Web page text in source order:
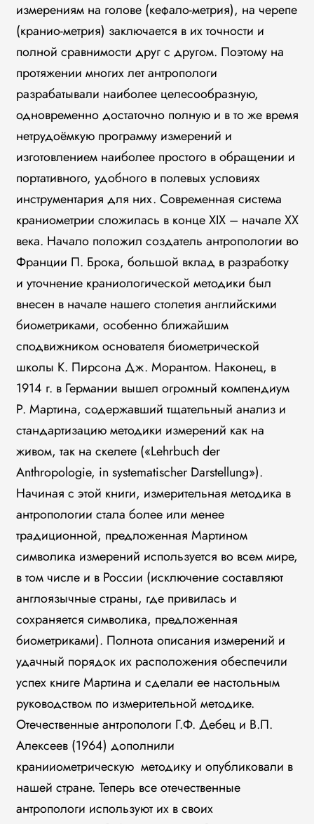
измерениям на голове (кефало-метрия), на черепе
(кранио-метрия) заключается в их точности и
полной сравнимости друг с другом. Поэтому на
протяжении многих лет антропологи
разрабатывали наиболее целесообразную,
одновременно достаточно полную и в то же время
нетрудоёмкую программу измерений и
изготовлением наиболее простого в обращении и
портативного, удобного в полевых условиях
инструментария для них. Современная система
краниометрии сложилась в конце XIX – начале XX
века. Начало положил создатель антропологии во
Франции П. Брока, большой вклад в разработку
и уточнение краниологической методики был
внесен в начале нашего столетия английскими
биометриками, особенно ближайшим
сподвижником основателя биометрической
школы К. Пирсона Дж. Морантом. Наконец, в
1914 г. в Германии вышел огромный компендиум
Р. Мартина, содержавший тщательный анализ и
стандартизацию методики измерений как на
живом, так на скелете («Lehrbuch der
Anthropologie, in systematischer Darstellung»).
Начиная с этой книги, измерительная методика в
антропологии стала более или менее
традиционной, предложенная Мартином
символика измерений используется во всем мире,
в том числе и в России (исключение составляют
англоязычные страны, где привилась и
сохраняется символика, предложенная
биометриками). Полнота описания измерений и
удачный порядок их расположения обеспечили
успех книге Мартина и сделали ее настольным
руководством по измерительной методике.
Отечественные антропологи Г.Ф. Дебец и В.П.
Алексеев (1964) дополнили
кранииометрическую методику и опубликовали в
нашей стране. Теперь все отечественные
антропологи используют их в своих